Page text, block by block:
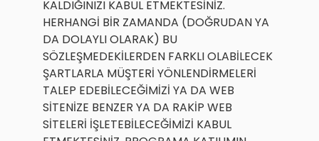
KALDIĞINIZI KABUL ETMEKTESİNİZ.
HERHANGİ BİR ZAMANDA (DOĞRUDAN YA
DA DOLAYLI OLARAK) BU
SÖZLEŞMEDEKİLERDEN FARKLI OLABİLECEK
ŞARTLARLA MÜŞTERİ YÖNLENDİRMELERİ
TALEP EDEBİLECEĞİMİZİ YA DA WEB
SİTENİZE BENZER YA DA RAKİP WEB
SİTELERİ İŞLETEBİLECEĞİMİZİ KABUL